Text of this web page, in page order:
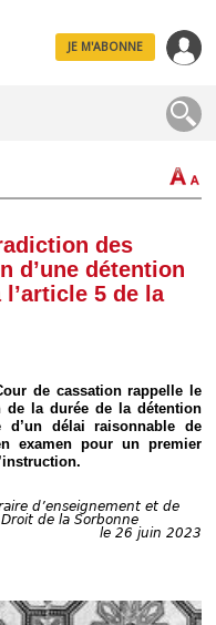
JE M'ABONNE
des
d’une détention
5 de la
de cassation rappelle le
de la durée de la détention
d’un délai raisonnable de
examen pour un premier
d’enseignement et de
de la Sorbonne
le 26 juin 2023